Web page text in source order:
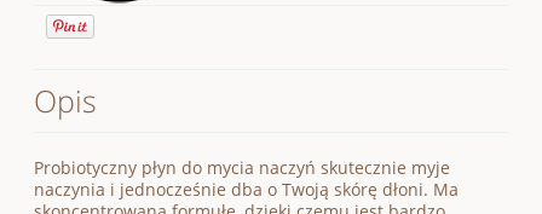
Opis
Probiotyczny płyn do mycia naczyń skutecznie myje
naczynia i jednocześnie dba o Twoją skórę dłoni. Ma